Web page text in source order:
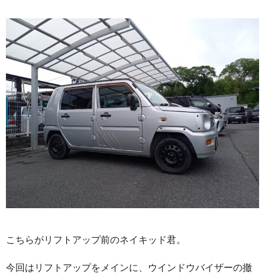
こちらがリフトアップ前のネイキッド君。
今回はリフトアップをメインに、ウインドウバイザーの撤